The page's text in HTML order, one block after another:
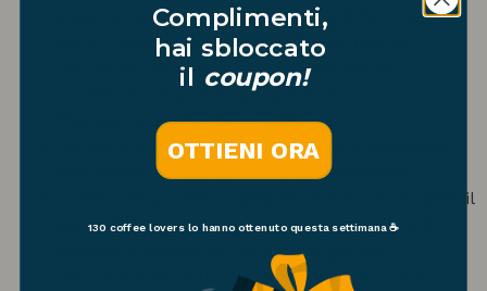
Quando l'acqua del contenitore inferiore sale
verso quello superiore, usa il cucchiaio in
dotazione per mescolare delicatamente il
contenuto nella ciotola superiore.
Riscaldare per40-60 secondi
Poiché il contenitore inferiore sarà quasi vuoto,
fare molta attenzione a non surriscaldarlo
Quindi, rimuovere la lampada ad alcool da sotto il
supporto, fissare il coperchio per spegnere la
fiamma e attendere che il caffè goccioli
naturalmente dalla parte superiore a quella
Complimenti,
hai sbloccato
il coupon!
OTTIENI ORA
130 coffee lovers lo hanno ottenuto questa settimana ☕